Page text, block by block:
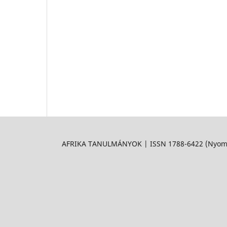
AFRIKA TANULMÁNYOK | ISSN 1788-6422